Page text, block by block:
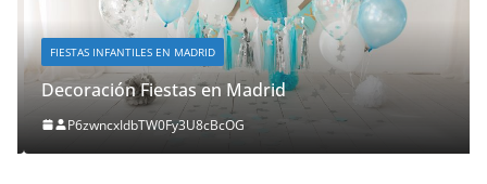
FIESTAS INFANTILES EN MADRID
Decoración Fiestas en Madrid
P6zwncxIdbTW0Fy3U8cBcOG